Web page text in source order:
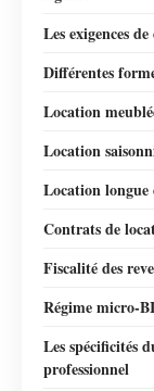
Les exigences
Différentes
Location
Location
Location longue
Contrats de
Fiscalité des
Régime micro-
Les spécificités
professionnel